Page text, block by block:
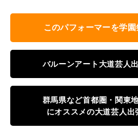
このパフォーマーを学園
バルーンアート大道芸人
群馬県など首都圏・関東
にオススメの大道芸人出